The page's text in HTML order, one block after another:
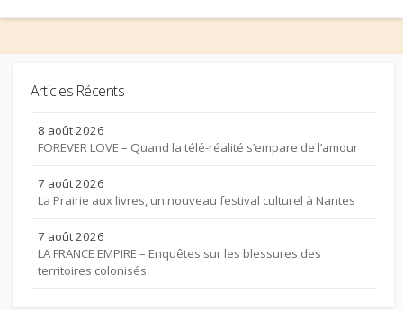
Articles Récents
8 août 2026
FOREVER LOVE – Quand la télé-réalité s’empare de l’amour
7 août 2026
La Prairie aux livres, un nouveau festival culturel à Nantes
7 août 2026
LA FRANCE EMPIRE – Enquêtes sur les blessures des
territoires colonisés